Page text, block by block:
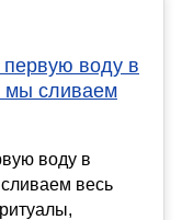
первую воду в
мы сливаем
воду в
весь